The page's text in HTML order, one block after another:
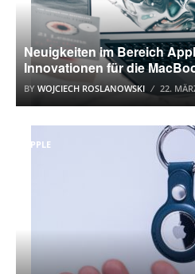
Neuigkeiten im Bereich
Innovationen für die
BY WOJCIECH ROSLANOWSKI 22.
APPLE